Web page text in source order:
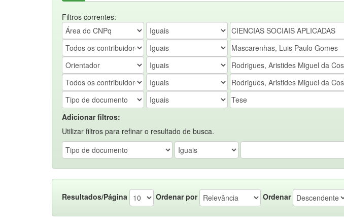
Filtros correntes:
Adicionar filtros:
Utilizar filtros para refinar o resultado de busca.
Resultados/Página Ordenar por Ordenar